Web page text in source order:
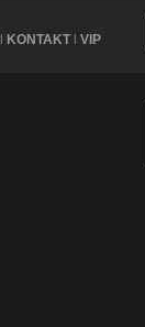
| KONTAKT | VIP